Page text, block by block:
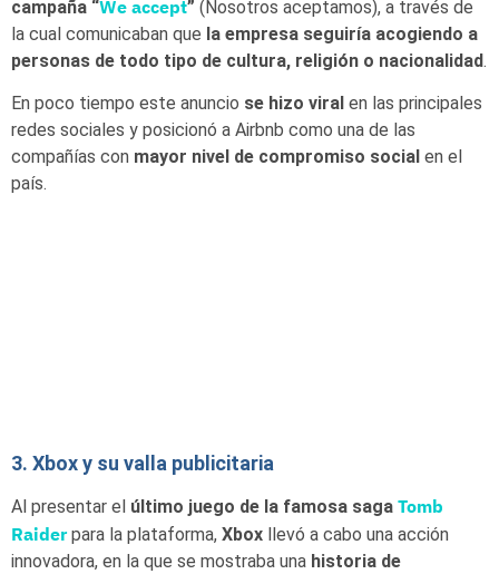
campaña “We accept” (Nosotros aceptamos), a través de
la cual comunicaban que la empresa seguiría acogiendo a
personas de todo tipo de cultura, religión o nacionalidad.
En poco tiempo este anuncio se hizo viral en las principales
redes sociales y posicionó a Airbnb como una de las
compañías con mayor nivel de compromiso social en el
país.
3. Xbox y su valla publicitaria
Al presentar el último juego de la famosa saga Tomb
Raiderpara la plataforma, Xbox llevó a cabo una acción
innovadora, en la que se mostraba una historia de